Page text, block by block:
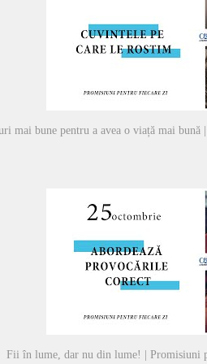
mai bune pentru a avea o viață mai
Fii în lume, dar nu din lume! | Promisiuni